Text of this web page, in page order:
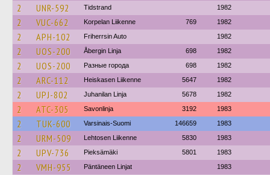
2 UNR-592 Tidstrand 1982
2 VUC-662 Korpelan Liikenne 769 1982
2 APH-102 Friherrsin Auto 1982
2 UOS-200 Åbergin Linja 698 1982
2 UOS-200 Разные города 698 1982
2 ARC-112 Heiskasen Liikenne 5647 1982
2 UPJ-802 Juhanilan Linja 5678 1982
2 ATC-305 Savonlinja 3192 1983
2 TUK-600 Varsinais-Suomi 146659 1983
2 URM-509 Lehtosen Liikenne 5830 1983
2 UPV-736 Pieksämäki 5801 1983
2 VMH-955 Päntäneen Linjat 1983